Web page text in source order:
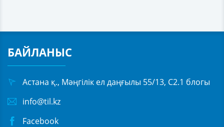
БАЙЛАНЫС
Астана қ., Мәңгілік ел даңғылы 55/13, С2.1 блогы
info@til.kz
Facebook